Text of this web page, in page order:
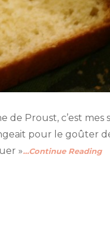
de Proust, c’est
pour le goûter
»…Continue Reading